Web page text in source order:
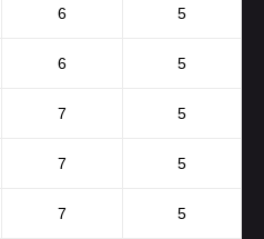
6 5
6 5
7 5
7 5
7 5